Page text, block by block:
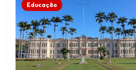
Educação